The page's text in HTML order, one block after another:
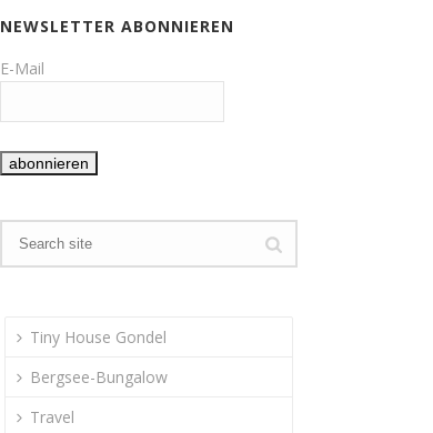
NEWSLETTER ABONNIEREN
E-Mail
Tiny House Gondel
Bergsee-Bungalow
Travel